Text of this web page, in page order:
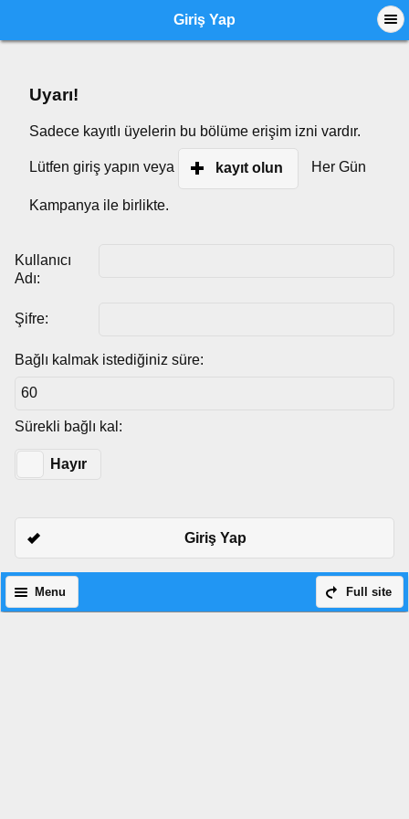
Giriş Yap
Uyarı!
Sadece kayıtlı üyelerin bu bölüme erişim izni vardır.
Lütfen giriş yapın veya kayıt olun Her Gün
Kampanya ile birlikte.
Kullanıcı
Adı:
Şifre:
Bağlı kalmak istediğiniz süre:
Sürekli bağlı kal:
Hayır
Giriş Yap
Full site
Menu